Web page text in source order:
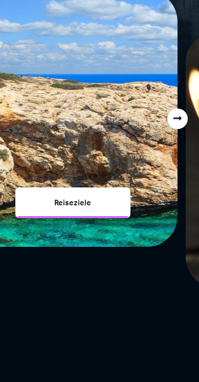
Reiseziele